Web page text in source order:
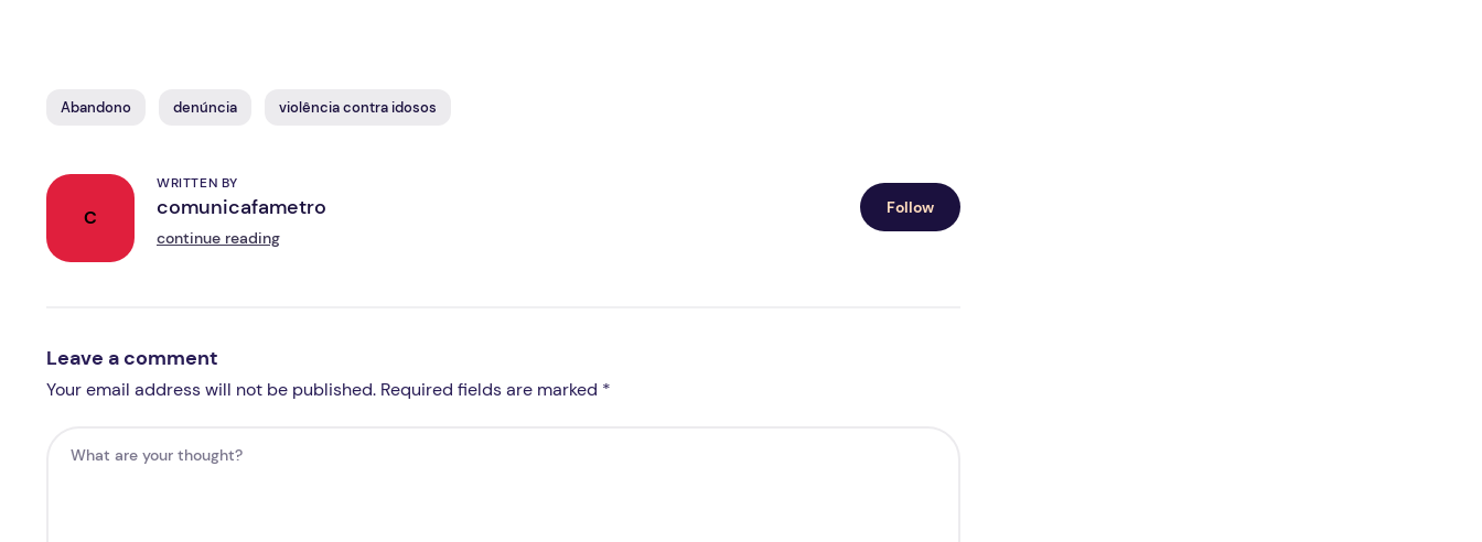
Abandono denúncia violência contra idosos
C
WRITTEN BY
comunicafametro
continue reading
Follow
Leave a comment
Your email address will not be published. Required fields are marked *